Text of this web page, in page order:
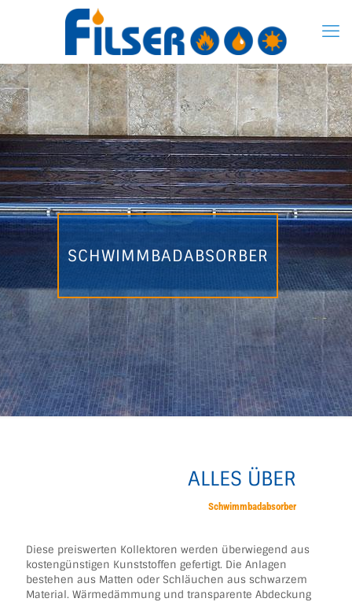
SCHWIMMBADABSORBER
ALLES ÜBER
Schwimmbadabsorber
Diese preiswerten Kollektoren werden überwiegend aus
kostengünstigen Kunststoffen gefertigt. Die Anlagen
bestehen aus Matten oder Schläuchen aus schwarzem
Material. Wärmedämmung und transparente Abdeckung